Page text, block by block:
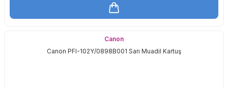
Canon
Canon PFI-102Y/0898B001 Sarı Muadil Kartuş